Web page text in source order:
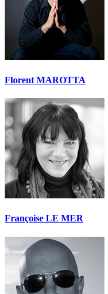
Florent MAROTTA
Françoise LE MER